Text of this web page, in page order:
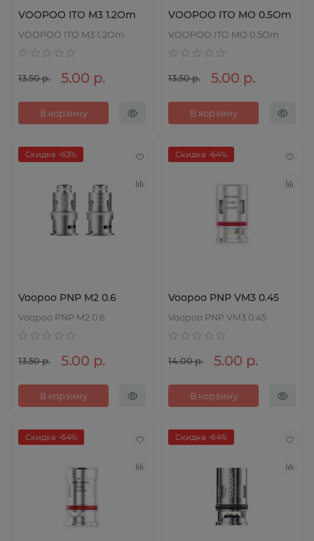
VOOPOO ITO M3 1.2Om
VOOPOO ITO M3 1.2Om
13.50 р. 5.00 р.
В корзину
VOOPOO ITO MO 0.5Om
VOOPOO ITO MO 0.5Om
13.50 р. 5.00 р.
В корзину
Скидка -63%
Voopoo PNP M2 0.6
Voopoo PNP M2 0.6
13.50 р. 5.00 р.
В корзину
Скидка -64%
Voopoo PNP VM3 0.45
Voopoo PNP VM3 0.45
14.00 р. 5.00 р.
В корзину
Скидка -64% Скидка -64%